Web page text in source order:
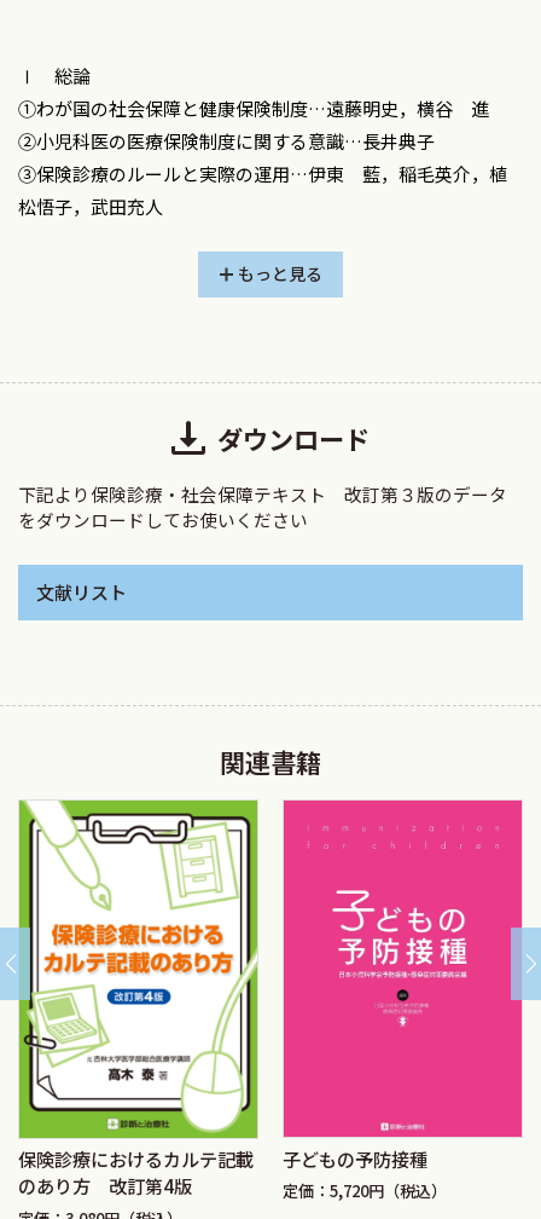
の対応，各種診断書や意見書の作成など，日常診療に直結す
る実務的事項についても充実を図りました．
日本小児科学会社会保険委員会は，小児医療の実態に即し
た適切な診療報酬の実現を目指し，データの収集・解析に基
づく提言活動を継続して行っています．診療報酬改定は2年ご
とに繰り返される不断のプロセスであり，本委員会の活動は
小児医療の質と持続性を支える基盤の一つです．本書は，そ
内容となっています．
診療や社会保障制度に関する疑問に直面した際，本書を活用
ければ幸いです．
2026年3月
改訂第3版 おわりに
清貧という言葉が示すように，心の清き者は貧しさに耐え
ることを美徳とする風潮があります．しかし，診療報酬は医
療という重責ある業務に対する正当な対価にほかなりませ
ん．私たちが患者のために最善を尽くして医療に当たる以
上，その営みにふさわしい報酬を求めることは，当然かつ正
当なことだと思います．
今回の改訂第3版も，今までと同様に，日本小児科学会社会
保険委員会の委員の先生方が手分けして作成されており，そ
の御尽力には感謝しかありません．
Ⅰ 総論
①わが国の社会保障と健康保険制度…遠藤明史，横谷 進
②小児科医の医療保険制度に関する意識…長井典子
③保険診療のルールと実際の運用…伊東 藍，稲毛英介，植
松悟子，武田充人
❷保険請求と支払制度
❸レセプトと傷病名
◎幼稚園・保育所や学校におけるケガ（災害共済給付制
◎病児保育
◎外国人の診療
◎自動車損害賠償責任保険
◎健康被害の救済
❶地方自治体による子ども医療費助成制度
❷小児慢性特定疾病に対する医療費助成制度
❸自立支援医療制度
❹養育医療
❺都道府県による心身障害者医療費助成制度
⑥福祉制度…石﨑優子，尾上泰弘，松島崇浩，柳夲嘉時
❶障害児者のための福祉制度
◎障害者総合支援法に基づくサービス
◎児童福祉法に基づくサービス
◎年金・手当
◎障害者手帳
◎発達障害の子どもの受けるサービス
◎重度障害児者の入院医療
もっと見る
ダウンロード
下記より保険診療・社会保障テキスト 改訂第３版のデータ
をダウンロードしてお使いください
文献リスト
関連書籍
保険診療におけるカルテ記載
のあり方 改訂第4版
子どもの予防接種
定価：5,720円（税込）